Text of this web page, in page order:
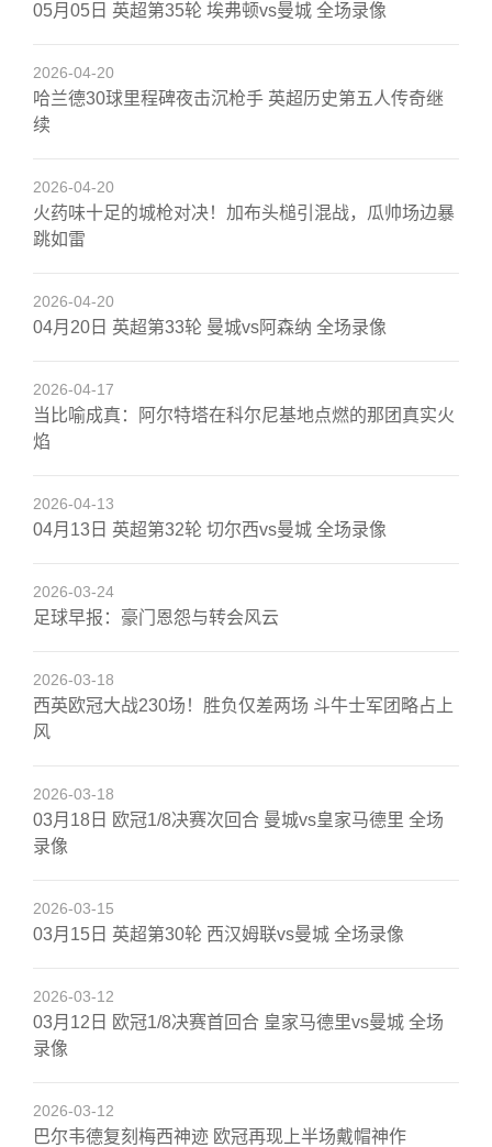
05月05日 英超第35轮 埃弗顿vs曼城 全场录像
2026-04-20
哈兰德30球里程碑夜击沉枪手 英超历史第五人传奇继
续
2026-04-20
火药味十足的城枪对决！加布头槌引混战，瓜帅场边暴
跳如雷
2026-04-20
04月20日 英超第33轮 曼城vs阿森纳 全场录像
2026-04-17
当比喻成真：阿尔特塔在科尔尼基地点燃的那团真实火
焰
2026-04-13
04月13日 英超第32轮 切尔西vs曼城 全场录像
2026-03-24
足球早报：豪门恩怨与转会风云
2026-03-18
西英欧冠大战230场！胜负仅差两场 斗牛士军团略占上
风
2026-03-18
03月18日 欧冠1/8决赛次回合 曼城vs皇家马德里 全场
录像
2026-03-15
03月15日 英超第30轮 西汉姆联vs曼城 全场录像
2026-03-12
03月12日 欧冠1/8决赛首回合 皇家马德里vs曼城 全场
录像
2026-03-12
巴尔韦德复刻梅西神迹 欧冠再现上半场戴帽神作